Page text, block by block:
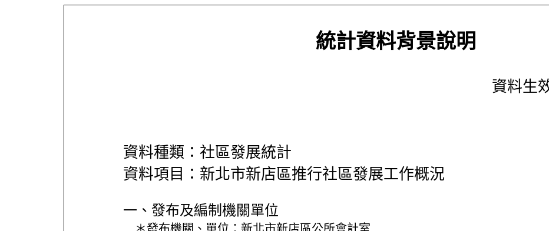
統計資料背景說明
資料生
資料種類：社區發展統計
資料項目：新北市新店區推行社區發展工作概況
一、發布及編制機關單位